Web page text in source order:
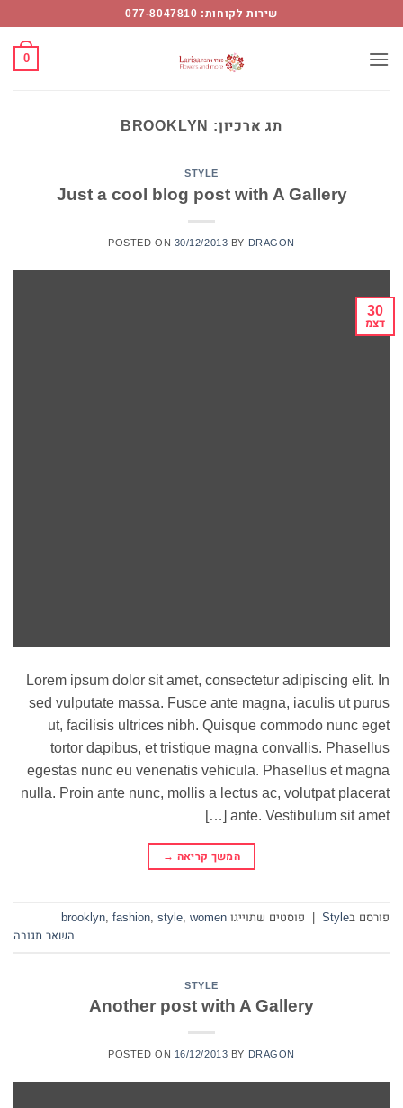
content
שירות לקוחות: 077-8047810
0
תג ארכיון: BROOKLYN
STYLE
Just a cool blog post with A Gallery
POSTED ON 30/12/2013 BY DRAGON
30
דצמ
Lorem ipsum dolor sit amet, consectetur adipiscing elit. In
sed vulputate massa. Fusce ante magna, iaculis ut purus
ut, facilisis ultrices nibh. Quisque commodo nunc eget
tortor dapibus, et tristique magna convallis. Phasellus
egestas nunc eu venenatis vehicula. Phasellus et magna
nulla. Proin ante nunc, mollis a lectus ac, volutpat placerat
ante. Vestibulum sit amet […]
המשך קריאה →
פורסם בStyle פוסטים שתוייגו brooklyn fashion style women
השאר תגובה
STYLE
Another post with A Gallery
POSTED ON 16/12/2013 BY DRAGON